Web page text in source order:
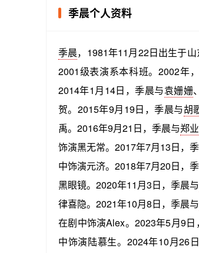
季晨个人资料
季晨，1981年11月22日出生于
2001级表演系本科班。2002年
2014年1月14日，季晨与袁姗姗、
贺。2015年9月19日，季晨与胡
禹。2016年9月21日，季晨与郑
饰演黑无常。2017年7月13日，
中饰演元济。2018年7月20日，
黑眼镜。2020年11月3日，季晨与
律喜隐。2021年10月8日，季晨与
在剧中饰演Alex。2023年5月9日
中饰演陆慕生。2024年10月26